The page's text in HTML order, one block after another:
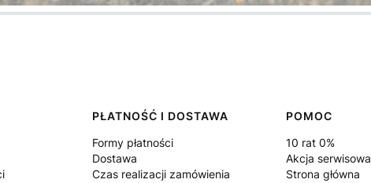
PŁATNOŚĆ I DOSTAWA
Formy płatności
Dostawa
Czas realizacji zamówienia
POMOC
10 rat 0%
Akcja serwisowa
Strona główna